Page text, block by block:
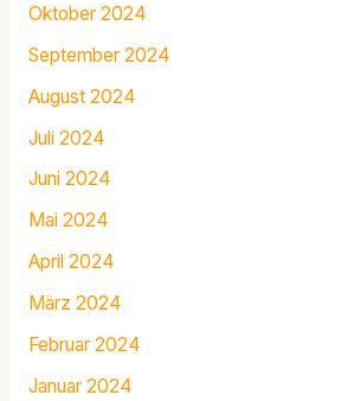
Oktober 2024
September 2024
August 2024
Juli 2024
Juni 2024
Mai 2024
April 2024
März 2024
Februar 2024
Januar 2024